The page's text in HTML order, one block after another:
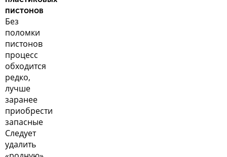
пистонов
Без
поломки
пистонов
процесс
обходится
редко,
лучше
заранее
приобрести
запасные
Следует
удалить